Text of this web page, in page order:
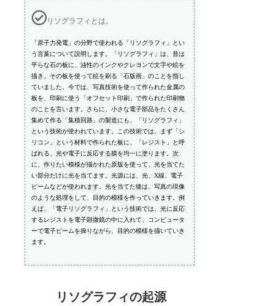
リソグラフィとは。
「原子力発電」の分野で使われる「リソグラフィ」とい
う言葉について説明します。「リソグラフィ」は、昔は
平らな石の板に、油性のインクやクレヨンで文字や絵を
描き、その板を使って絵を刷る「石版画」のことを指し
ていました。今では、写真技術を使って作られた金属の
板を、印刷に使う「オフセット印刷」で作られた印刷物
のことを言います。さらに、小さな電子部品をたくさん
集めて作る「集積回路」の製造にも、「リソグラフィ」
という技術が使われています。この技術では、まず「シ
リコン」という材料で作られた板に、「レジスト」と呼
ばれる、光や電子に反応する膜を均一に塗ります。次
に、作りたい模様が描かれた原版を使って、光を当てた
い部分だけに光を当てます。光源には、光、X線、電子
ビームなどが使われます。光を当てた後は、写真の現像
のような処理をして、目的の模様を作っていきます。例
えば、「電子リソグラフィ」という技術では、光に反応
するレジストを電子顕微鏡の中に入れて、コンピュータ
ーで電子ビームを操りながら、目的の模様を描いていき
ます。
リソグラフィの起源